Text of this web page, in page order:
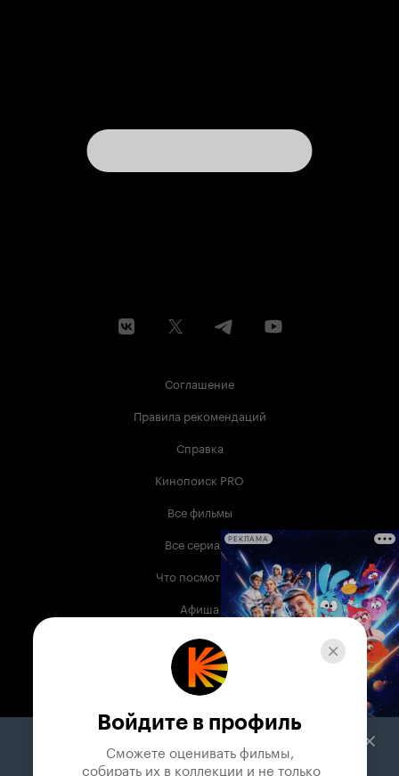
Соглашение
Правила рекомендаций
Справка
Кинопоиск PRO
Все фильмы
Все сериалы
Что посмотреть
Афиша
Музыка
Телепрограмма
Служба поддержки
РЕКЛАМА
Войдите в профиль
Сможете оценивать фильмы,
собирать их в коллекции и не только